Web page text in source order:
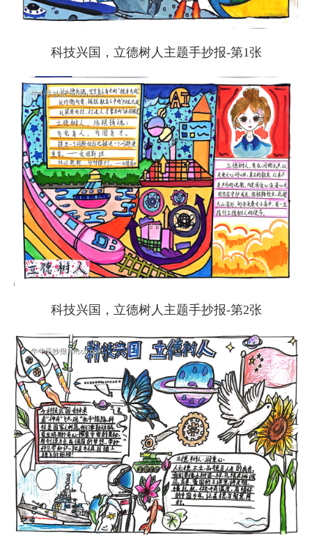
科技兴国，立德树人主题手抄报-第1张
科技兴国，立德树人主题手抄报-第2张